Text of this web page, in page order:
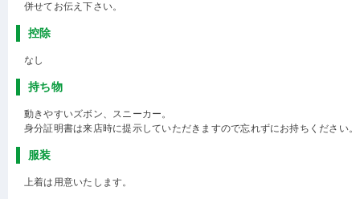
併せてお伝え下さい。
控除
なし
持ち物
動きやすいズボン、スニーカー。
身分証明書は来店時に提示していただきますので忘れずにお持ちください。
服装
上着は用意いたします。